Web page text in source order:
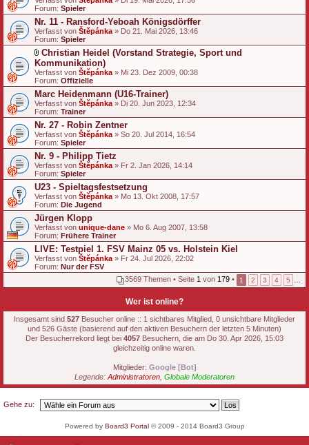
Forum: Spieler
Nr. 11 - Ransford-Yeboah Königsdörffer
Verfasst von Štěpánka » Do 21. Mai 2026, 13:46
Forum: Spieler
D
a
t
e
i
a
n
h
a
n
g
Christian Heidel (Vorstand Strategie, Sport und
Kommunikation)
Verfasst von Štěpánka » Mi 23. Dez 2009, 00:38
Forum: Offizielle
Marc Heidenmann (U16-Trainer)
Verfasst von Štěpánka » Di 20. Jun 2023, 12:34
Forum: Trainer
Nr. 27 - Robin Zentner
Verfasst von Štěpánka » So 20. Jul 2014, 16:54
Forum: Spieler
Nr. 9 - Philipp Tietz
Verfasst von Štěpánka » Fr 2. Jan 2026, 14:14
Forum: Spieler
U23 - Spieltagsfestsetzung
Verfasst von Štěpánka » Mo 13. Okt 2008, 17:57
Forum: Die Jugend
Jürgen Klopp
Verfasst von unique-dane » Mo 6. Aug 2007, 13:58
Forum: Frühere Trainer
LIVE: Testpiel 1. FSV Mainz 05 vs. Holstein Kiel
Verfasst von Štěpánka » Fr 24. Jul 2026, 22:02
Forum: Nur der FSV
3569 Themen • Seite 1 von 179 • 1 2 3 4 5
Wer ist online?
Insgesamt sind 527 Besucher online :: 1 sichtbares Mitglied, 0 unsichtbare Mitglieder
und 526 Gäste (basierend auf den aktiven Besuchern der letzten 5 Minuten)
Der Besucherrekord liegt bei 4057 Besuchern, die am Do 30. Apr 2026, 15:03
gleichzeitig online waren.
Mitglieder: Google [Bot]
Legende: Administratoren Globale Moderatoren
Gehe zu:
Powered by Board3 Portal© 2009 - 2014 Board3 Group